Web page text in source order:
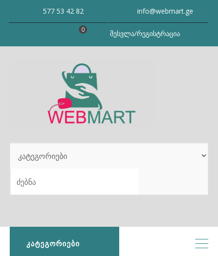
577 53 42 82 info@webmart.ge
შესვლა/რეგისტრაცია
0
SEARCH
ᲙᲐᲢᲔᲒᲝᲠᲘᲔᲑᲘ